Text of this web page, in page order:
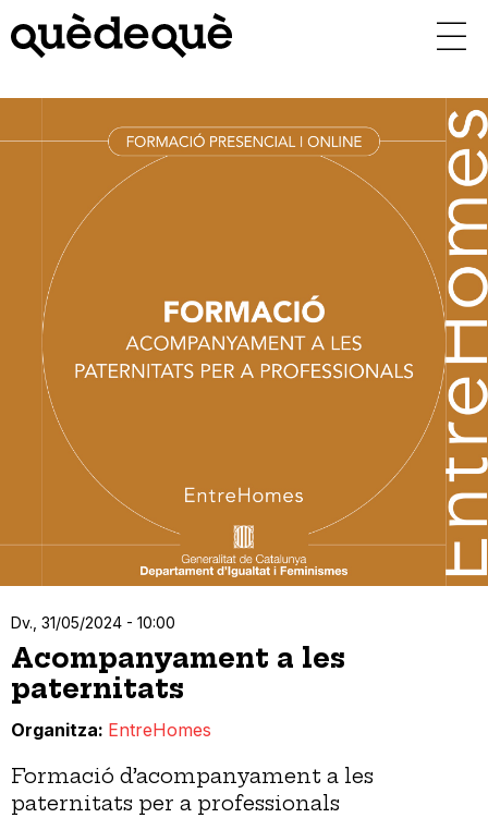
contingut
Dv., 31/05/2024 - 10:00
Acompanyament a les
paternitats
Organitza EntreHomes
Formació d’acompanyament a les
paternitats per a professionals